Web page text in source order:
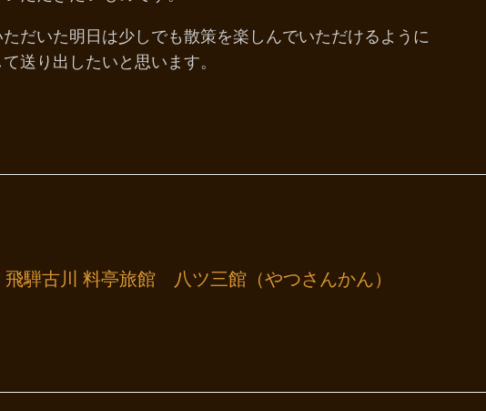
だいた明日は少しでも散策を楽しんでいただけるように
送り出したいと思います。
飛騨古川 料亭旅館 八ツ三館（やつさんかん）